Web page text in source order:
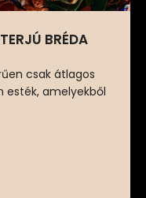
BRÉDA
csak átlagos
esték, amelyekből